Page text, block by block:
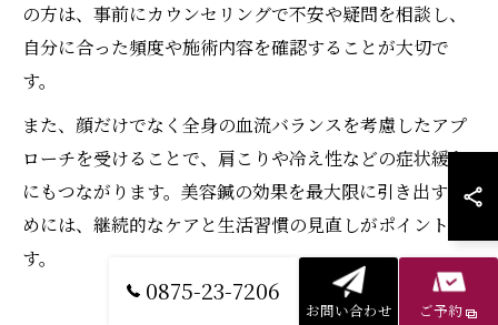
の方は、事前にカウンセリングで不安や疑問を相談し、
自分に合った頻度や施術内容を確認することが大切で
す。
また、顔だけでなく全身の血流バランスを考慮したアプ
ローチを受けることで、肩こりや冷え性などの症状緩和
にもつながります。美容鍼の効果を最大限に引き出すた
めには、継続的なケアと生活習慣の見直しがポイントで
す。
0875-23-7206
お問い合わせ ご予約